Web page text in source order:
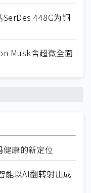
448G为铜
Musk舍超微全面
康的新定位
能以AI翻转射出成